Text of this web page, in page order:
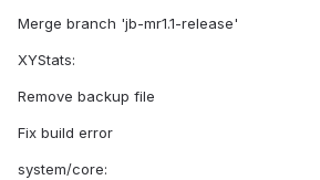
Merge branch 'jb-mr1.1-release'
XYStats:
Remove backup file
Fix build error
system/core: